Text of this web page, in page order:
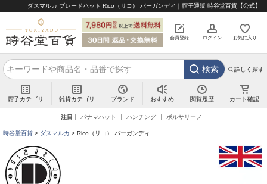
ダスマルカ ブレードハット Rico（リコ） バーガンディ｜帽子通販 時谷堂百貨【公式】
会員登録 ログイン お気に入り
検索 詳しく探す
帽子カテゴリ 雑貨カテゴリ ブランド おすすめ 閲覧履歴 カート確認
注目 パナマハット ハンチング ボルサリーノ
時谷堂百貨 ダスマルカ Rico（リコ） バーガンディ